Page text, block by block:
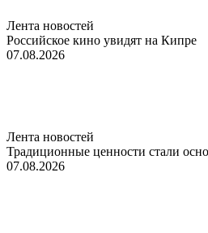
Лента новостей
Российское кино увидят на Кипре
07.08.2026
Лента новостей
Традиционные ценности стали
07.08.2026